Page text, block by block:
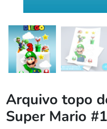
Arquivo topo
Super Mario #1